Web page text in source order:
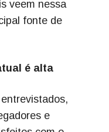
veem nessa
fonte de
é alta
e